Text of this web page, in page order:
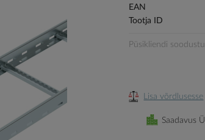
EAN
Tootja ID
Püsikliendi
Lisa võrdlusesse
Saadavus